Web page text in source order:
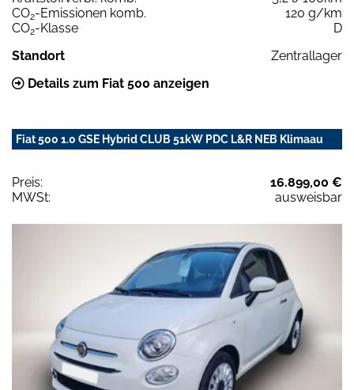
CO2-Emissionen komb.
120 g/km
CO2-Klasse
D
Standort
Zentrallager
Details zum Fiat 500 anzeigen
Fiat 500 1.0 GSE Hybrid CLUB 51kW PDC L&R NEB Klimaau
Preis:
16.899,00 €
MWSt:
ausweisbar